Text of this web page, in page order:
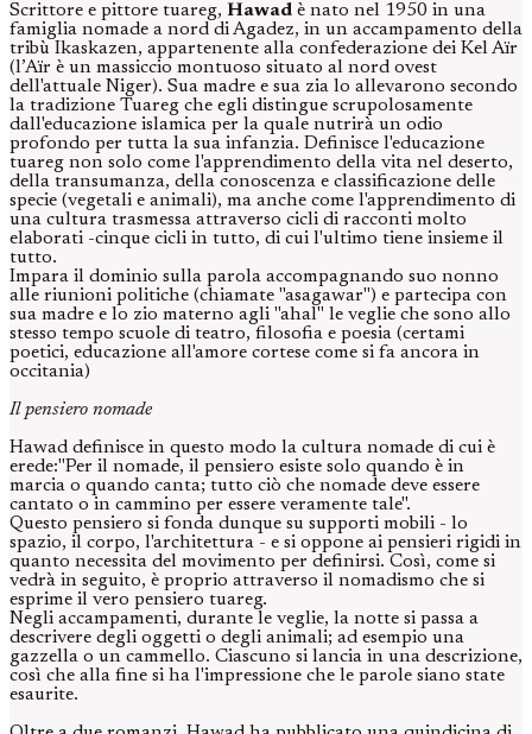
Scrittore e pittore tuareg, Hawad è nato nel 1950 in una
famiglia nomade a nord di Agadez, in un accampamento della
tribù Ikaskazen, appartenente alla confederazione dei Kel Aïr
(l’Aïr è un massiccio montuoso situato al nord ovest
dell'attuale Niger). Sua madre e sua zia lo allevarono secondo
la tradizione Tuareg che egli distingue scrupolosamente
dall'educazione islamica per la quale nutrirà un odio
profondo per tutta la sua infanzia. Definisce l'educazione
tuareg non solo come l'apprendimento della vita nel deserto,
della transumanza, della conoscenza e classificazione delle
specie (vegetali e animali), ma anche come l'apprendimento di
una cultura trasmessa attraverso cicli di racconti molto
elaborati -cinque cicli in tutto, di cui l'ultimo tiene insieme il
tutto.
Impara il dominio sulla parola accompagnando suo nonno
alle riunioni politiche (chiamate "asagawar") e partecipa con
sua madre e lo zio materno agli "ahal" le veglie che sono allo
stesso tempo scuole di teatro, filosofia e poesia (certami
poetici, educazione all'amore cortese come si fa ancora in
occitania)
Il pensiero nomade
Hawad definisce in questo modo la cultura nomade di cui è
erede:"Per il nomade, il pensiero esiste solo quando è in
marcia o quando canta; tutto ciò che nomade deve essere
cantato o in cammino per essere veramente tale".
Questo pensiero si fonda dunque su supporti mobili - lo
spazio, il corpo, l'architettura - e si oppone ai pensieri rigidi in
quanto necessita del movimento per definirsi. Così, come si
vedrà in seguito, è proprio attraverso il nomadismo che si
esprime il vero pensiero tuareg.
Negli accampamenti, durante le veglie, la notte si passa a
descrivere degli oggetti o degli animali; ad esempio una
gazzella o un cammello. Ciascuno si lancia in una descrizione,
così che alla fine si ha l'impressione che le parole siano state
esaurite.